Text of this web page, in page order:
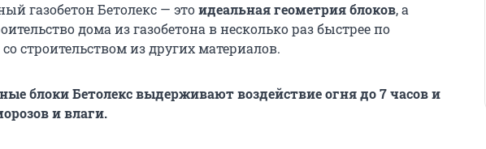
газобетон Бетолекс — этоидеальная геометрия блоков, а
дома из газобетона в несколько раз быстрее по
строительством из других материалов.
блоки Бетолекс выдерживают воздействие огня до 7 часов и
и влаги.